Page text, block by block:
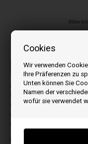
Cookies
Wir verwenden
Ihre Präferenzen zu
Unten können Sie
Namen der
wofür sie verwendet
Bilder
Bitte beachten Sie,
Brennschale für
C
Compact 13 Class 5
Compact 18 class 5
Compact S18 Class 5
Compact Slim S25 Evo